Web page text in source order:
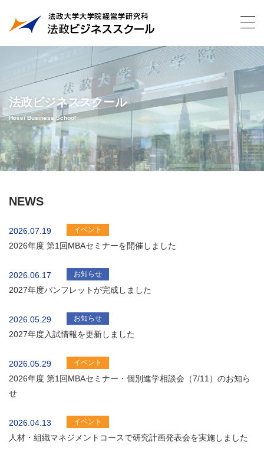
法政ビジネススクール
Hosei Business School
NEWS
2026.07.19 イベント
2026年度 第1回MBAセミナーを開催しました
2026.06.17 お知らせ
2027年度パンフレットが完成しました
2026.05.29 お知らせ
2027年度入試情報を更新しました
2026.05.29 イベント
2026年度 第1回MBAセミナー・個別進学相談会（7/11）のお知ら
せ
2026.04.13 イベント
人材・組織マネジメントコースで研究計画発表会を実施しました